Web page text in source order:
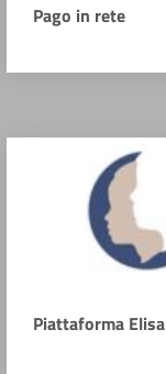
Pago in rete
Piattaforma Elisa